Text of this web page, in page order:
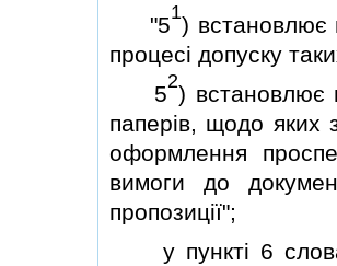
"51) встановлює
процесi допуску
52) встановлює
паперiв, щодо яких
оформлення
вимоги до
пропозицiї";
у пунктi 6 слова